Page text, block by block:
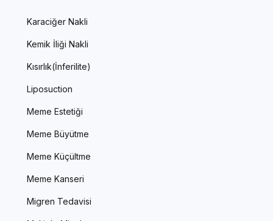
Karaciğer Nakli
Kemik İliği Nakli
Kısırlık(İnferilite)
Liposuction
Meme Estetiği
Meme Büyütme
Meme Küçültme
Meme Kanseri
Migren Tedavisi